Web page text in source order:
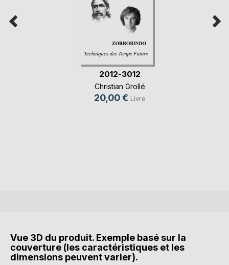
2012-3012
Christian Grollé
20,00 € Livre
Vue 3D du produit. Exemple basé sur la
couverture (les caractéristiques et les
dimensions peuvent varier).